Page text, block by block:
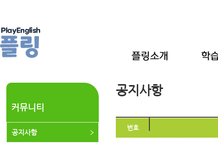
커뮤니티
공지사항
공지사항
번호